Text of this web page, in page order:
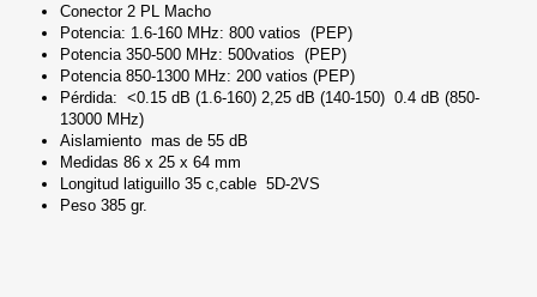
Conector 2 PL Macho
Potencia: 1.6-160 MHz: 800 vatios (PEP)
Potencia 350-500 MHz: 500vatios (PEP)
Potencia 850-1300 MHz: 200 vatios (PEP)
Pérdida: <0.15 dB (1.6-160) 2,25 dB (140-150) 0.4 dB (850-
13000 MHz)
Aislamiento mas de 55 dB
Medidas 86 x 25 x 64 mm
Longitud latiguillo 35 c,cable 5D-2VS
Peso 385 gr.